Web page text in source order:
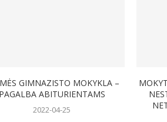
GIMNAZISTO MOKYKLA –
PAGALBA ABITURIENTAMS
2022-04-25